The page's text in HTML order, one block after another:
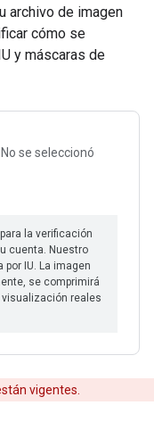
archivo de imagen
cómo se
y máscaras de
vigentes.